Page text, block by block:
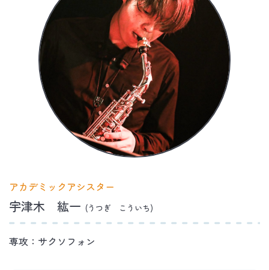
アカデミックアシスター
宇津木 紘一 (うつぎ こういち)
専攻：サクソフォン